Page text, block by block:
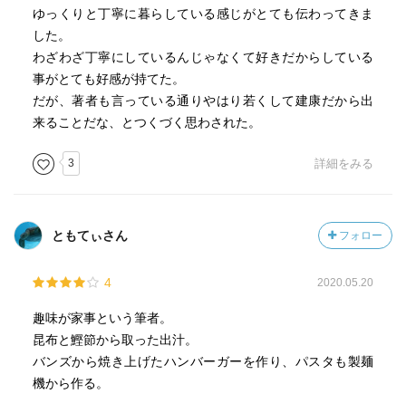
ゆっくりと丁寧に暮らしている感じがとても伝わってきま
した。
わざわざ丁寧にしているんじゃなくて好きだからしている
事がとても好感が持てた。
だが、著者も言っている通りやはり若くして建康だから出
来ることだな、とつくづく思わされた。
3 詳細をみる
ともてぃさん フォロー
4 2020.05.20
趣味が家事という筆者。
昆布と鰹節から取った出汁。
バンズから焼き上げたハンバーガーを作り、パスタも製麺
機から作る。